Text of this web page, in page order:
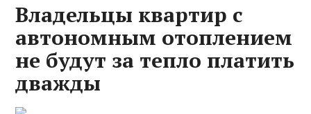
Владельцы квартир с
автономным отоплением
не будут за тепло платить
дважды